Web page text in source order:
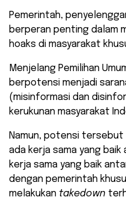
Pemerintah,
berperan penting dalam
hoaks di masyarakat
Menjelang Pemilihan
berpotensi menjadi
(misinformasi dan
kerukunan masyarakat
Namun, potensi
ada kerja sama yang
kerja sama yang baik
dengan pemerintah
melakukan takedown